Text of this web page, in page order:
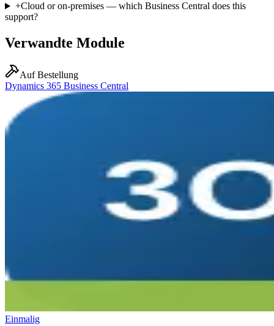
+Cloud or on-premises — which Business Central does this
support?
Verwandte Module
Auf Bestellung
Dynamics 365 Business Central
Einmalig